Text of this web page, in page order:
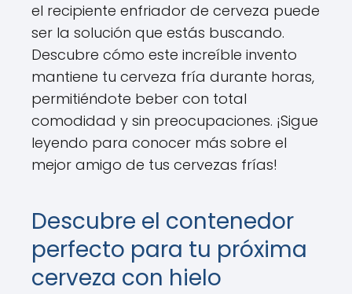
el recipiente enfriador de cerveza puede
ser la solución que estás buscando.
Descubre cómo este increíble invento
mantiene tu cerveza fría durante horas,
permitiéndote beber con total
comodidad y sin preocupaciones. ¡Sigue
leyendo para conocer más sobre el
mejor amigo de tus cervezas frías!
Descubre el contenedor
perfecto para tu próxima
cerveza con hielo